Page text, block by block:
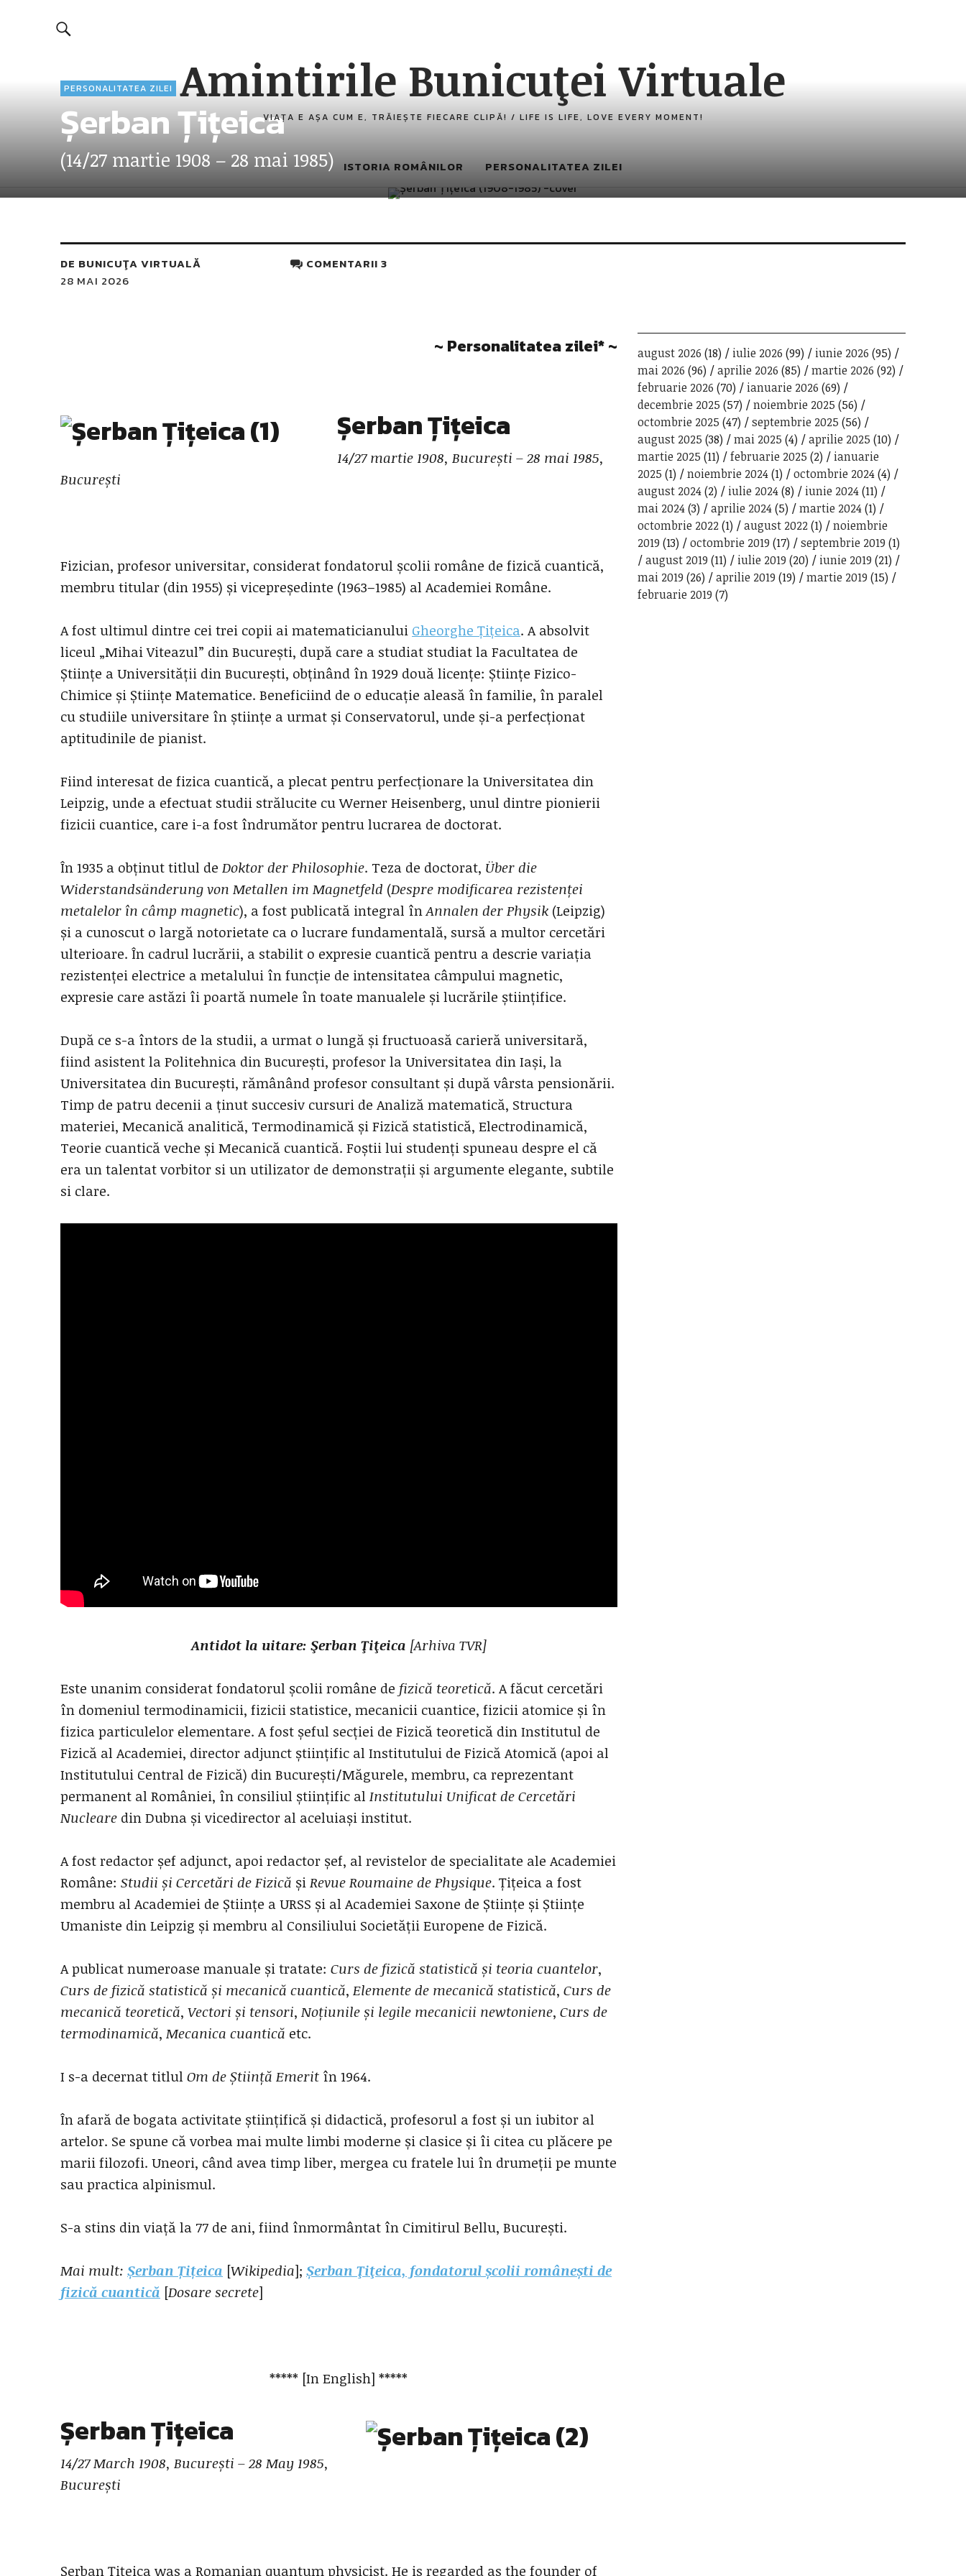
Amintirile Bunicuţei Virtuale
VIAȚA E AȘA CUM E, TRĂIEȘTE FIECARE CLIPĂ! / LIFE IS LIFE, LOVE EVERY MOMENT!
ISTORIA ROMÂNILOR PERSONALITATEA ZILEI
PERSONALITATEA ZILEI
Șerban Țițeica
(14/27 martie 1908 – 28 mai 1985)
DE BUNICUŢA VIRTUALĂ
28 MAI 2026
COMENTARII 3
~ Personalitatea zilei* ~
Șerban Țițeica
14/27 martie 1908, București – 28 mai 1985,
București
Fizician, profesor universitar, considerat fondatorul școlii române de fizică cuantică,
membru titular (din 1955) și vicepreședinte (1963–1985) al Academiei Române.
A fost ultimul dintre cei trei copii ai matematicianului Gheorghe Țițeica. A absolvit
liceul „Mihai Viteazul” din București, după care a studiat studiat la Facultatea de
Științe a Universității din București, obținând în 1929 două licențe: Științe Fizico-
Chimice și Științe Matematice. Beneficiind de o educație aleasă în familie, în paralel
cu studiile universitare în științe a urmat și Conservatorul, unde și-a perfecționat
aptitudinile de pianist.
Fiind interesat de fizica cuantică, a plecat pentru perfecționare la Universitatea din
Leipzig, unde a efectuat studii strălucite cu Werner Heisenberg, unul dintre pionierii
fizicii cuantice, care i-a fost îndrumător pentru lucrarea de doctorat.
În 1935 a obținut titlul de Doktor der Philosophie. Teza de doctorat, Über die
Widerstandsänderung von Metallen im Magnetfeld (Despre modificarea rezistenței
metalelor în câmp magnetic), a fost publicată integral înAnnalen der Physik (Leipzig)
și a cunoscut o largă notorietate ca o lucrare fundamentală, sursă a multor cercetări
ulterioare. În cadrul lucrării, a stabilit o expresie cuantică pentru a descrie variația
rezistenței electrice a metalului în funcție de intensitatea câmpului magnetic,
expresie care astăzi îi poartă numele în toate manualele și lucrările științifice.
După ce s-a întors de la studii, a urmat o lungă și fructuoasă carieră universitară,
fiind asistent la Politehnica din București, profesor la Universitatea din Iași, la
Universitatea din București, rămânând profesor consultant și după vârsta pensionării.
Timp de patru decenii a ținut succesiv cursuri de Analiză matematică, Structura
materiei, Mecanică analitică, Termodinamică și Fizică statistică, Electrodinamică,
Teorie cuantică veche și Mecanică cuantică. Foștii lui studenți spuneau despre el că
era un talentat vorbitor si un utilizator de demonstrații și argumente elegante, subtile
si clare.
Antidot la uitare: Şerban Ţiţeica [Arhiva TVR]
Este unanim considerat fondatorul școlii române de fizică teoretică. A făcut cercetări
în domeniul termodinamicii, fizicii statistice, mecanicii cuantice, fizicii atomice și în
fizica particulelor elementare. A fost șeful secției de Fizică teoretică din Institutul de
Fizică al Academiei, director adjunct științific al Institutului de Fizică Atomică (apoi al
Institutului Central de Fizică) din București/Măgurele, membru, ca reprezentant
permanent al României, în consiliul științific al Institutului Unificat de Cercetări
Nucleare din Dubna și vicedirector al aceluiași institut.
A fost redactor șef adjunct, apoi redactor șef, al revistelor de specialitate ale Academiei
Române: Studii și Cercetări de Fizică șiRevue Roumaine de Physique. Țițeica a fost
membru al Academiei de Științe a URSS și al Academiei Saxone de Științe și Științe
Umaniste din Leipzig și membru al Consiliului Societății Europene de Fizică.
A publicat numeroase manuale și tratate: Curs de fizică statistică și teoria cuantelor,
Curs de fizică statistică și mecanică cuantică, Elemente de mecanică statistică, Curs de
mecanică teoretică, Vectori și tensori, Noțiunile și legile mecanicii newtoniene, Curs de
termodinamică, Mecanica cuantică etc.
I s-a decernat titlul Om de Știință Emerit în 1964.
În afară de bogata activitate științifică și didactică, profesorul a fost și un iubitor al
artelor. Se spune că vorbea mai multe limbi moderne și clasice și îi citea cu plăcere pe
marii filozofi. Uneori, când avea timp liber, mergea cu fratele lui în drumeții pe munte
sau practica alpinismul.
S-a stins din viață la 77 de ani, fiind înmormântat în Cimitirul Bellu, București.
Mai mult: Șerban Țițeica [Wikipedia]; Șerban Ţiţeica, fondatorul școlii românești de
fizică cuantică [Dosare secrete]
***** [In English] *****
Șerban Țițeica
14/27 March 1908, București – 28 May 1985,
București
Șerban Țițeica was a Romanian quantum physicist. He is regarded as the founder of
august 2026 (18) iulie 2026 (99) iunie 2026 (95)
mai 2026 (96) aprilie 2026 (85) martie 2026 (92)
februarie 2026 (70) ianuarie 2026 (69)
decembrie 2025 (57) noiembrie 2025 (56)
octombrie 2025 (47) septembrie 2025 (56)
august 2025 (38) mai 2025 (4) aprilie 2025 (10)
martie 2025 (11) februarie 2025 (2)
ianuarie
2025 (1) noiembrie 2024(1) octombrie 2024(4)
august 2024(2) iulie 2024(8) iunie 2024(11)
mai 2024(3) aprilie 2024(5) martie 2024(1)
octombrie 2022(1) august 2022(1)
noiembrie
2019 (13) octombrie 2019 (17) septembrie 2019 (1)
august 2019 (11) iulie 2019 (20) iunie 2019 (21)
mai 2019 (26) aprilie 2019 (19) martie 2019 (15)
februarie 2019 (7)